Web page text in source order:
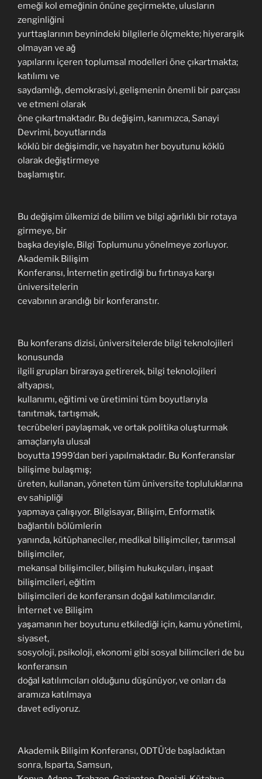
emeği kol emeğinin önüne geçirmekte, ulusların
zenginliğini
yurttaşlarının beynindeki bilgilerle ölçmekte; hiyerarşik
olmayan ve ağ
yapılarını içeren toplumsal modelleri öne çıkartmakta;
katılımı ve
saydamlığı, demokrasiyi, gelişmenin önemli bir parçası
ve etmeni olarak
öne çıkartmaktadır. Bu değişim, kanımızca, Sanayi
Devrimi, boyutlarında
köklü bir değişimdir, ve hayatın her boyutunu köklü
olarak değiştirmeye
başlamıştır.
Bu değişim ülkemizi de bilim ve bilgi ağırlıklı bir rotaya
girmeye, bir
başka deyişle, Bilgi Toplumunu yönelmeye zorluyor.
Akademik Bilişim
Konferansı, İnternetin getirdiği bu fırtınaya karşı
üniversitelerin
cevabının arandığı bir konferanstır.
Bu konferans dizisi, üniversitelerde bilgi teknolojileri
konusunda
ilgili grupları biraraya getirerek, bilgi teknolojileri
altyapısı,
kullanımı, eğitimi ve üretimini tüm boyutlarıyla
tanıtmak, tartışmak,
tecrübeleri paylaşmak, ve ortak politika oluşturmak
amaçlarıyla ulusal
boyutta 1999’dan beri yapılmaktadır. Bu Konferanslar
bilişime bulaşmış;
üreten, kullanan, yöneten tüm üniversite topluluklarına
ev sahipliği
yapmaya çalışıyor. Bilgisayar, Bilişim, Enformatik
bağlantılı bölümlerin
yanında, kütüphaneciler, medikal bilişimciler, tarımsal
bilişimciler,
mekansal bilişimciler, bilişim hukukçuları, inşaat
bilişimcileri, eğitim
bilişimcileri de konferansın doğal katılımcılarıdır.
İnternet ve Bilişim
yaşamanın her boyutunu etkilediği için, kamu yönetimi,
siyaset,
sosyoloji, psikoloji, ekonomi gibi sosyal bilimcileri de bu
konferansın
doğal katılımcıları olduğunu düşünüyor, ve onları da
aramıza katılmaya
davet ediyoruz.
Akademik Bilişim Konferansı, ODTÜ’de başladıktan
sonra, Isparta, Samsun,